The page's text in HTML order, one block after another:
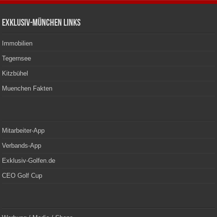
Exklusiv-München Links
Immobilien
Tegernsee
Kitzbühel
Muenchen Fakten
Mitarbeiter-App
Verbands-App
Exklusiv-Golfen.de
CEO Golf Cup